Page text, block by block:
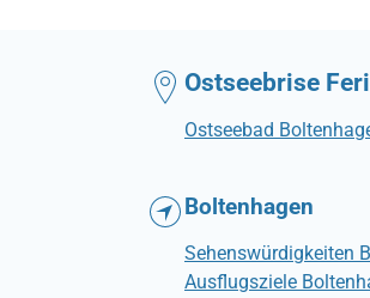
Ostseebrise
Ostseebad
Boltenhagen
Sehenswürdigkeiten
Ausflugsziele